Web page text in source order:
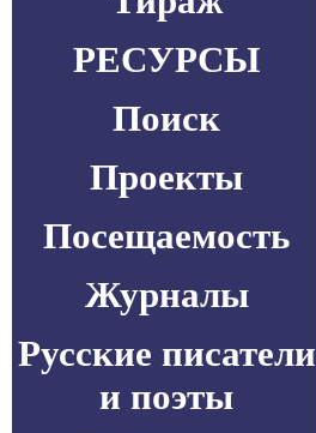
РЕСУРСЫ
Поиск
Проекты
Посещаемость
Журналы
Русские писатели
и поэты